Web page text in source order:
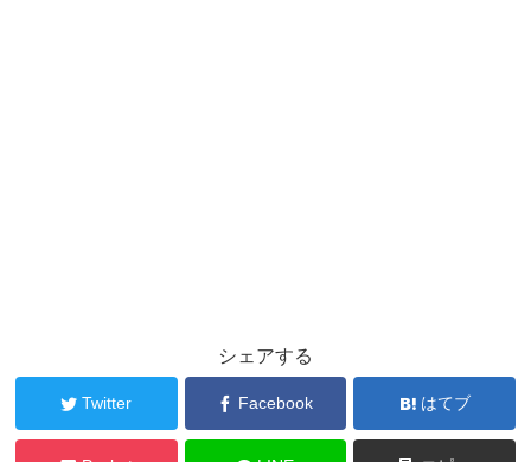
シェアする
Twitter Facebook はてブ